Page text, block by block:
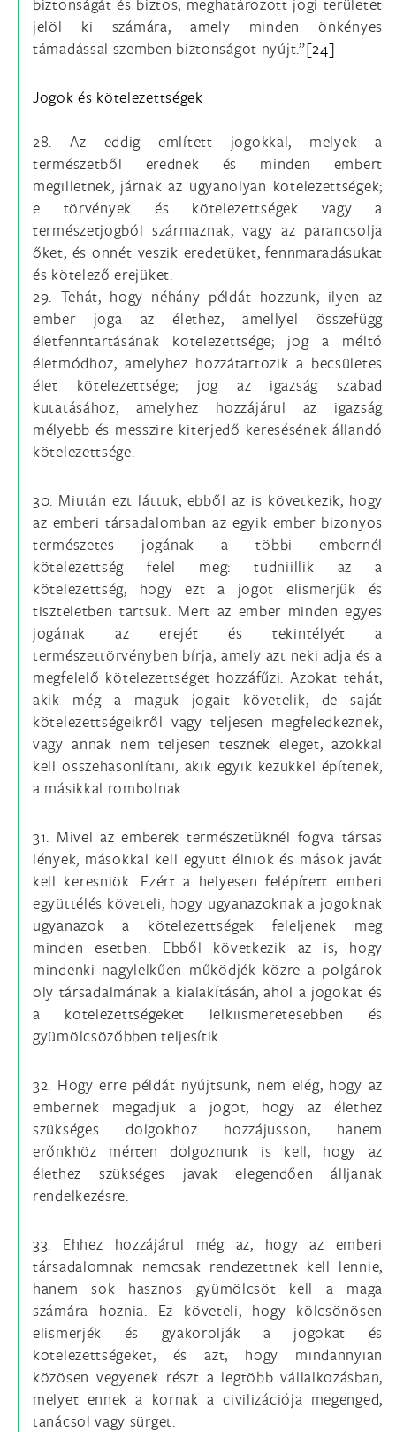
jelöl ki számára, amely minden önkényes
támadással szemben biztonságot nyújt.”[24]
Jogok és kötelezettségek
28. Az eddig említett jogokkal, melyek a
természetből erednek és minden embert
megilletnek, járnak az ugyanolyan kötelezettségek;
e törvények és kötelezettségek vagy a
természetjogból származnak, vagy az parancsolja
őket, és onnét veszik eredetüket, fennmaradásukat
és kötelező erejüket.
29. Tehát, hogy néhány példát hozzunk, ilyen az
ember joga az élethez, amellyel összefügg
életfenntartásának kötelezettsége; jog a méltó
életmódhoz, amelyhez hozzátartozik a becsületes
élet kötelezettsége; jog az igazság szabad
kutatásához, amelyhez hozzájárul az igazság
mélyebb és messzire kiterjedő keresésének állandó
kötelezettsége.
30. Miután ezt láttuk, ebből az is következik, hogy
az emberi társadalomban az egyik ember bizonyos
természetes jogának a többi embernél
kötelezettség felel meg: tudniillik az a
kötelezettség, hogy ezt a jogot elismerjük és
tiszteletben tartsuk. Mert az ember minden egyes
jogának az erejét és tekintélyét a
természettörvényben bírja, amely azt neki adja és a
megfelelő kötelezettséget hozzáfűzi. Azokat tehát,
akik még a maguk jogait követelik, de saját
kötelezettségeikről vagy teljesen megfeledkeznek,
vagy annak nem teljesen tesznek eleget, azokkal
kell összehasonlítani, akik egyik kezükkel építenek,
a másikkal rombolnak.
31. Mivel az emberek természetüknél fogva társas
lények, másokkal kell együtt élniök és mások javát
kell keresniök. Ezért a helyesen felépített emberi
együttélés követeli, hogy ugyanazoknak a jogoknak
ugyanazok a kötelezettségek feleljenek meg
minden esetben. Ebből következik az is, hogy
mindenki nagylelkűen működjék közre a polgárok
oly társadalmának a kialakításán, ahol a jogokat és
a kötelezettségeket lelkiismeretesebben és
gyümölcsözőbben teljesítik.
32. Hogy erre példát nyújtsunk, nem elég, hogy az
embernek megadjuk a jogot, hogy az élethez
szükséges dolgokhoz hozzájusson, hanem
erőnkhöz mérten dolgoznunk is kell, hogy az
élethez szükséges javak elegendően álljanak
rendelkezésre.
33. Ehhez hozzájárul még az, hogy az emberi
társadalomnak nemcsak rendezettnek kell lennie,
hanem sok hasznos gyümölcsöt kell a maga
számára hoznia. Ez követeli, hogy kölcsönösen
elismerjék és gyakorolják a jogokat és
kötelezettségeket, és azt, hogy mindannyian
közösen vegyenek részt a legtöbb vállalkozásban,
melyet ennek a kornak a civilizációja megenged,
tanácsol vagy sürget.